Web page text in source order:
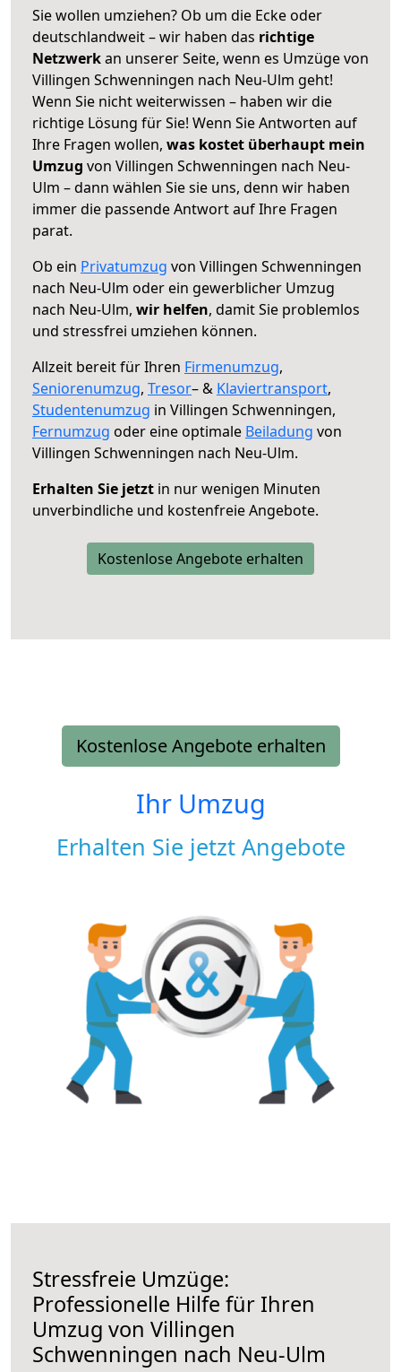
Sie wollen umziehen? Ob um die Ecke oder
deutschlandweit – wir haben das richtige
Netzwerkan unserer Seite, wenn es Umzüge von
Villingen Schwenningen nach Neu-Ulm geht!
Wenn Sie nicht weiterwissen – haben wir die
richtige Lösung für Sie! Wenn Sie Antworten auf
Ihre Fragen wollen, was kostet überhaupt mein
Umzug von Villingen Schwenningen nach Neu-
Ulm – dann wählen Sie sie uns, denn wir haben
immer die passende Antwort auf Ihre Fragen
parat.
Ob ein Privatumzug von Villingen Schwenningen
nach Neu-Ulm oder ein gewerblicher Umzug
nach Neu-Ulm, wir helfen, damit Sie problemlos
und stressfrei umziehen können.
Allzeit bereit für Ihren Firmenumzug,
Seniorenumzug, Tresor– & Klaviertransport,
Studentenumzug in Villingen Schwenningen,
Fernumzug oder eine optimale Beiladung von
Villingen Schwenningen nach Neu-Ulm.
Erhalten Sie jetzt in nur wenigen Minuten
unverbindliche und kostenfreie Angebote.
Kostenlose Angebote erhalten
Kostenlose Angebote erhalten
Ihr Umzug
Erhalten Sie jetzt Angebote
Stressfreie Umzüge:
Professionelle Hilfe für Ihren
Umzug von Villingen
Schwenningen nach Neu-Ulm